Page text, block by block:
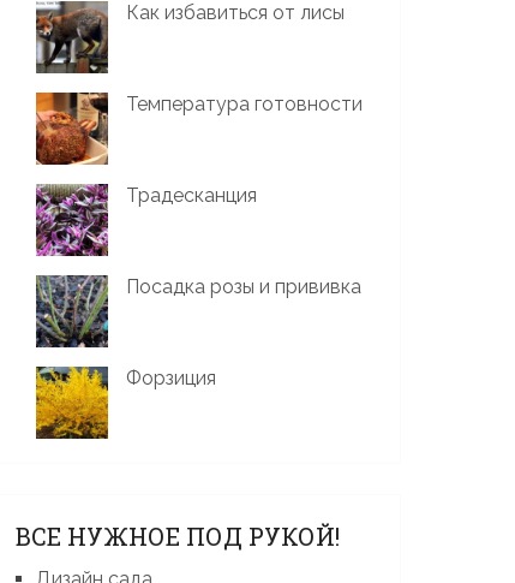
Как избавиться от лисы
Температура готовности
Традесканция
Посадка розы и прививка
Форзиция
ВСЕ НУЖНОЕ ПОД РУКОЙ!